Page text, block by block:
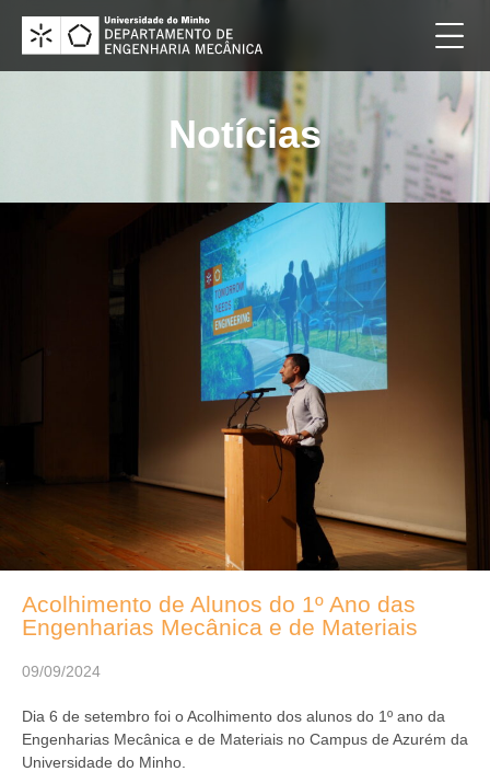
Notícias
Acolhimento de Alunos do 1º Ano das
Engenharias Mecânica e de Materiais
09/09/2024
Dia 6 de setembro foi o Acolhimento dos alunos do 1º ano da
Engenharias Mecânica e de Materiais no Campus de Azurém da
Universidade do Minho.